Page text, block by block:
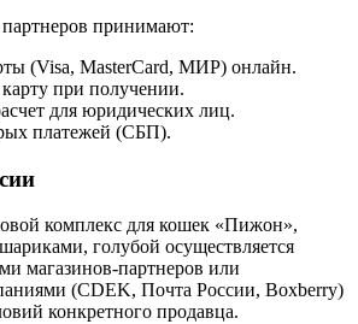
принимают:
(Visa, MasterCard, МИР) онлайн.
при получении.
для юридических лиц.
платежей (СБП).
комплекс для кошек «Пижон»,
голубой осуществляется
магазинов-партнеров или
(CDEK, Почта России, Boxberry)
конкретного продавца.